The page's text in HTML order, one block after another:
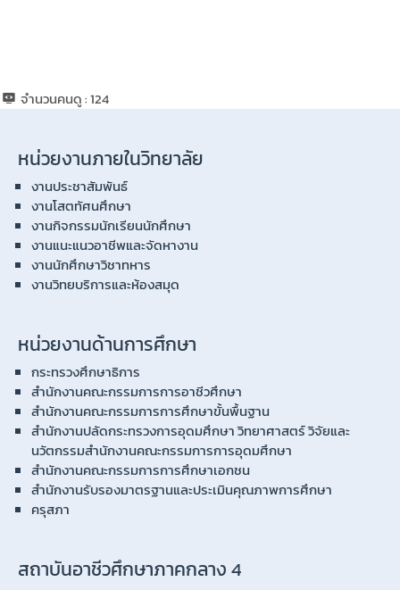
จำนวนคนดู :124
หน่วยงานภายในวิทยาลัย
งานประชาสัมพันธ์
งานโสตทัศนศึกษา
งานกิจกรรมนักเรียนนักศึกษา
งานแนะแนวอาชีพและจัดหางาน
งานนักศึกษาวิชาทหาร
งานวิทยบริการและห้องสมุด
หน่วยงานด้านการศึกษา
กระทรวงศึกษาธิการ
สำนักงานคณะกรรมการการอาชีวศึกษา
สำนักงานคณะกรรมการการศึกษาขั้นพื้นฐาน
สำนักงานปลัดกระทรวงการอุดมศึกษา วิทยาศาสตร์ วิจัยและ
นวัตกรรมสำนักงานคณะกรรมการการอุดมศึกษา
สำนักงานคณะกรรมการการศึกษาเอกชน
สำนักงานรับรองมาตรฐานและประเมินคุณภาพการศึกษา
ครุสภา
สถาบันอาชีวศึกษาภาคกลาง 4